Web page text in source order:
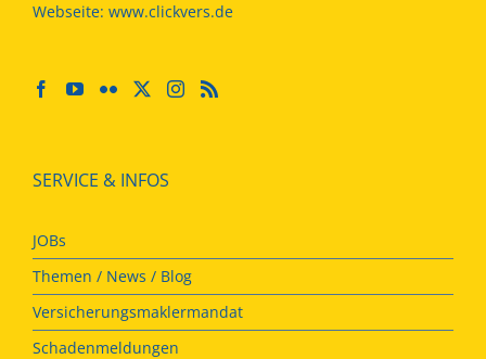
Webseite: www.clickvers.de
SERVICE & INFOS
JOBs
Themen / News / Blog
Versicherungsmaklermandat
Schadenmeldungen